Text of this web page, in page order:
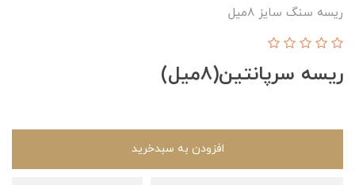
ریسه سنگ سایز ۸میل
ریسه سرپانتین(۸میل)
افزودن به سبدخرید